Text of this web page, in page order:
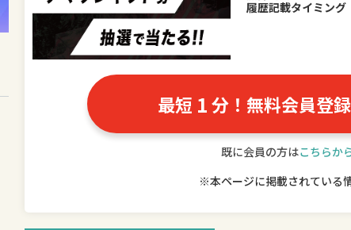
履歴記載タイミング
最短 1分！無料会員登
既に会員の方はこちらか
※本ページに掲載されている